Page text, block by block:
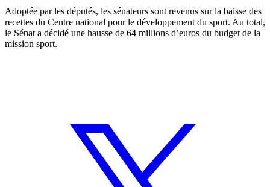
Adoptée par les députés, les sénateurs sont revenus sur la baisse des
recettes du Centre national pour le développement du sport. Au total,
le Sénat a décidé une hausse de 64 millions d’euros du budget de la
mission sport.